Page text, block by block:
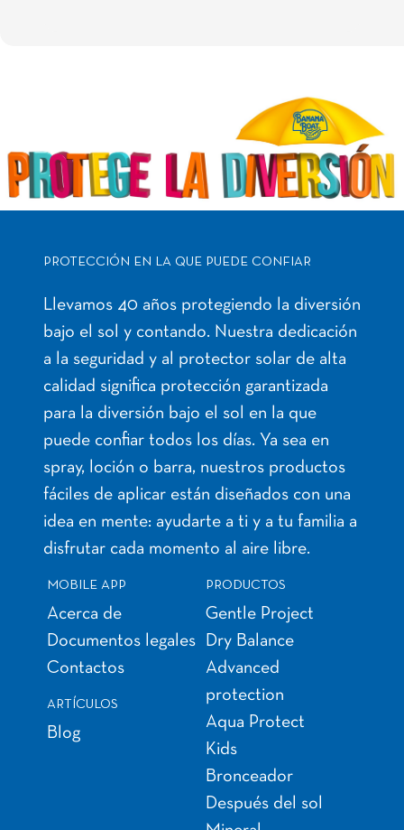
PROTECCIÓN EN LA QUE PUEDE CONFIAR
Llevamos 40 años protegiendo la diversión
bajo el sol y contando. Nuestra dedicación
a la seguridad y al protector solar de alta
calidad significa protección garantizada
para la diversión bajo el sol en la que
puede confiar todos los días. Ya sea en
spray, loción o barra, nuestros productos
fáciles de aplicar están diseñados con una
idea en mente: ayudarte a ti y a tu familia a
disfrutar cada momento al aire libre.
MOBILE APP
Acerca de
Documentos legales
Contactos
ARTÍCULOS
Blog
PRODUCTOS
Gentle Project
Dry Balance
Advanced
protection
Aqua Protect
Kids
Bronceador
Después del sol